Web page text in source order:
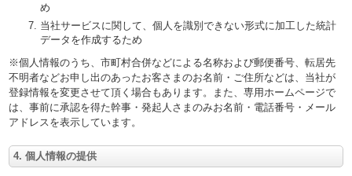
め
当社サービスに関して、個人を識別できない形式に加工した統計
データを作成するため
※個人情報のうち、市町村合併などによる名称および郵便番号、転居先
不明者などお申し出のあったお客さまのお名前・ご住所などは、当社が
登録情報を変更させて頂く場合もあります。また、専用ホームページで
は、事前に承認を得た幹事・発起人さまのみお名前・電話番号・メール
アドレスを表示しています。
4. 個人情報の提供